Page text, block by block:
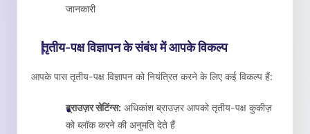
जानकारी
तृतीय-पक्ष विज्ञापन के संबंध में आपके विकल्प
आपके पास तृतीय-पक्ष विज्ञापन को नियंत्रित करने के लिए कई विकल्प हैं:
ब्राउज़र सेटिंग्स: अधिकांश ब्राउज़र आपको तृतीय-पक्ष कुकीज़
को ब्लॉक करने की अनुमति देते हैं